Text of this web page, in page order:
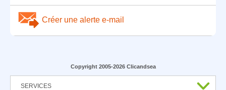
Créer une alerte e-mail
Copyright 2005-2026 Clicandsea
SERVICES